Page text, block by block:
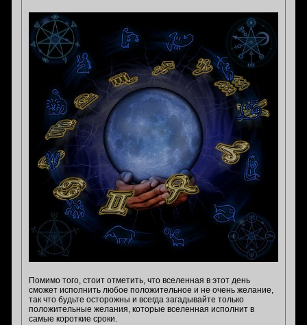
Помимо того, стоит отметить, что вселенная в этот день
сможет исполнить любое положительное и не очень желание,
так что будьте осторожны и всегда загадывайте только
положительные желания, которые вселенная исполнит в
самые короткие сроки.